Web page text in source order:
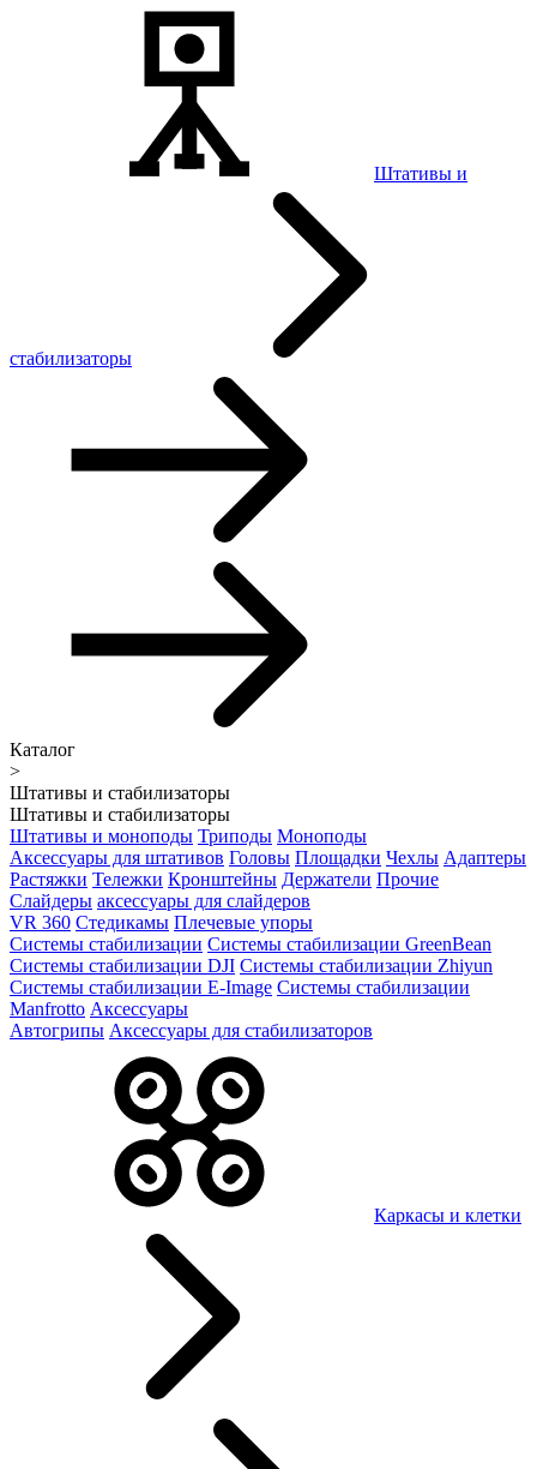
Штативы и
стабилизаторы
Каталог
>
Штативы и стабилизаторы
Штативы и стабилизаторы
Штативы и моноподы Триподы Моноподы
Аксессуары для штативов Головы Площадки Чехлы Адаптеры
Растяжки Тележки Кронштейны Держатели Прочие
Слайдеры аксессуары для слайдеров
VR 360 Стедикамы Плечевые упоры
Системы стабилизации Системы стабилизации GreenBean
Системы стабилизации DJI Системы стабилизации Zhiyun
Системы стабилизации E-Image Системы стабилизации
Manfrotto Аксессуары
Автогрипы Аксессуары для стабилизаторов
Каркасы и клетки